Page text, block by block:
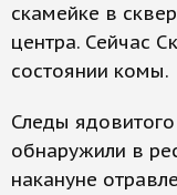
скамейке в
центра. Сейчас
состоянии комы.
Следы
обнаружили в
накануне